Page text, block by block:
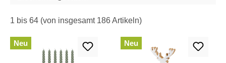
1 bis 64 (von insgesamt 186 Artikeln)
Neu Neu